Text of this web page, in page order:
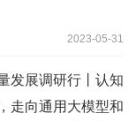
2023-05-31
发展调研行丨认知
走向通用大模型和